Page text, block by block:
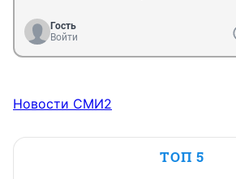
Гость
Войти
Новости СМИ2
ТОП 5